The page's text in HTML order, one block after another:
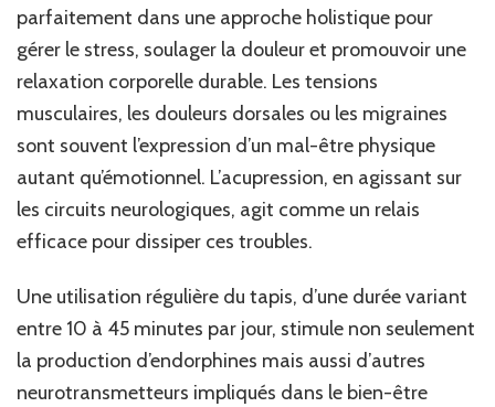
parfaitement dans une approche holistique pour
gérer le stress, soulager la douleur et promouvoir une
relaxation corporelle durable. Les tensions
musculaires, les douleurs dorsales ou les migraines
sont souvent l’expression d’un mal-être physique
autant qu’émotionnel. L’acupression, en agissant sur
les circuits neurologiques, agit comme un relais
efficace pour dissiper ces troubles.
Une utilisation régulière du tapis, d’une durée variant
entre 10 à 45 minutes par jour, stimule non seulement
la production d’endorphines mais aussi d’autres
neurotransmetteurs impliqués dans le bien-être